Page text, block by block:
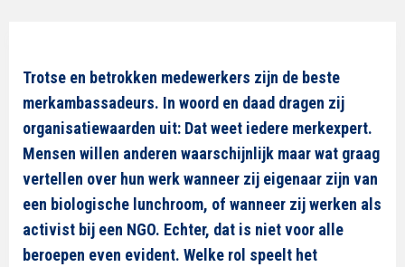
Trotse en betrokken medewerkers zijn de beste
merkambassadeurs. In woord en daad dragen zij
organisatiewaarden uit: Dat weet iedere merkexpert.
Mensen willen anderen waarschijnlijk maar wat graag
vertellen over hun werk wanneer zij eigenaar zijn van
een biologische lunchroom, of wanneer zij werken als
activist bij een NGO. Echter, dat is niet voor alle
beroepen even evident. Welke rol speelt het